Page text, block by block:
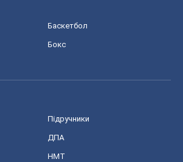
Баскетбол
Бокс
Підручники
ДПА
НМТ